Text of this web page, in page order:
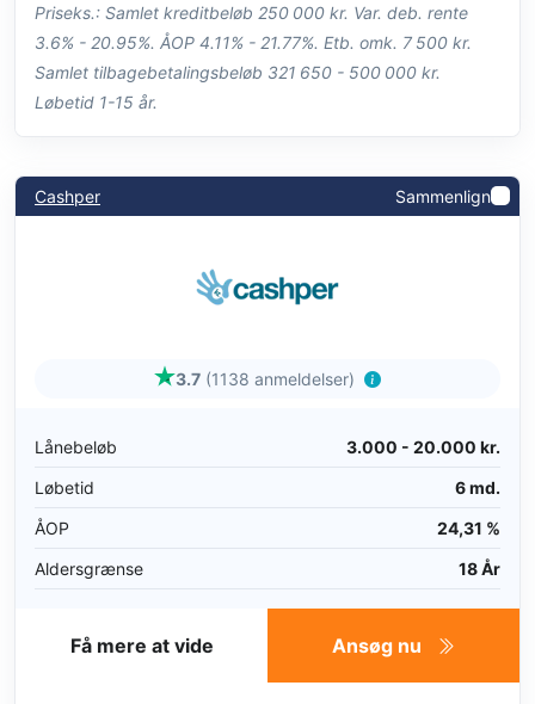
Priseks.: Samlet kreditbeløb 250 000 kr. Var. deb. rente
3.6% - 20.95%. ÅOP 4.11% - 21.77%. Etb. omk. 7 500 kr.
Samlet tilbagebetalingsbeløb 321 650 - 500 000 kr.
Løbetid 1-15 år.
Cashper Sammenlign
3.7 (1138 anmeldelser)
Lånebeløb
3.000 - 20.000 kr.
Løbetid
6 md.
ÅOP
24,31 %
Aldersgrænse
18 År
Ansøg nu
Få mere at vide